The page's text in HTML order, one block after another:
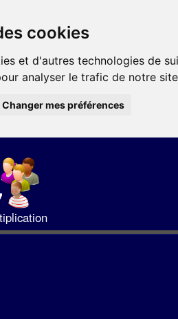
cookies
et d'autres technologies de
analyser le trafic de notre
Changer mes préférences